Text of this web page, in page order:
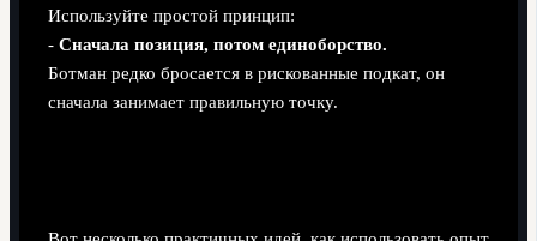
Используйте простой принцип:
- Сначала позиция, потом единоборство.
Ботман редко бросается в рискованные подкат, он
сначала занимает правильную точку.